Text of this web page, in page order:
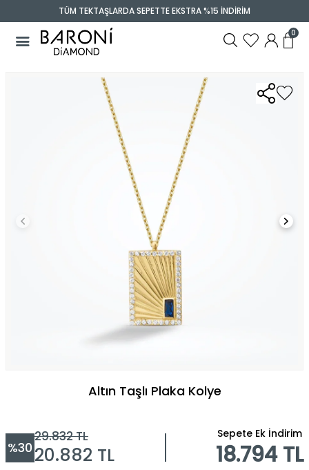
TÜM TEKTAŞLARDA SEPETTE EKSTRA %15 İNDİRİM
0
Altın Taşlı Plaka Kolye
%30
29.832TL
20.882 TL
Sepete Ek İndirim
18.794 TL